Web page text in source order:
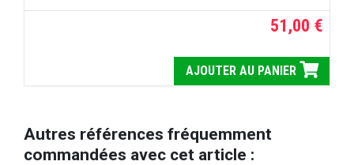
51,00 €
AJOUTER AU PANIER
Autres références fréquemment
commandées avec cet article :